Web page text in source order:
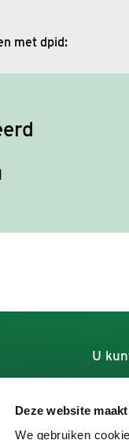
Deze website
We gebruiken
met dpid:
U